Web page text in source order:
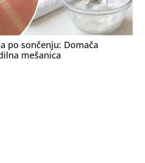
po sončenju: Domača
mešanica